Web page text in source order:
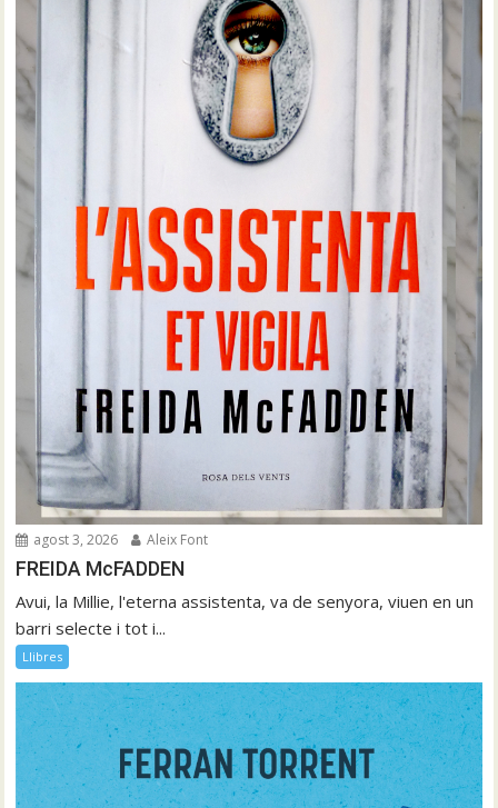
agost 3, 2026 Aleix Font
FREIDA McFADDEN
Avui, la Millie, l'eterna assistenta, va de senyora, viuen en un
barri selecte i tot i...
Llibres